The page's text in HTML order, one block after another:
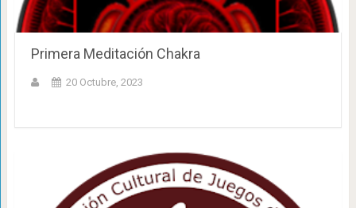
Primera Meditación Chakra
20 Octubre, 2023